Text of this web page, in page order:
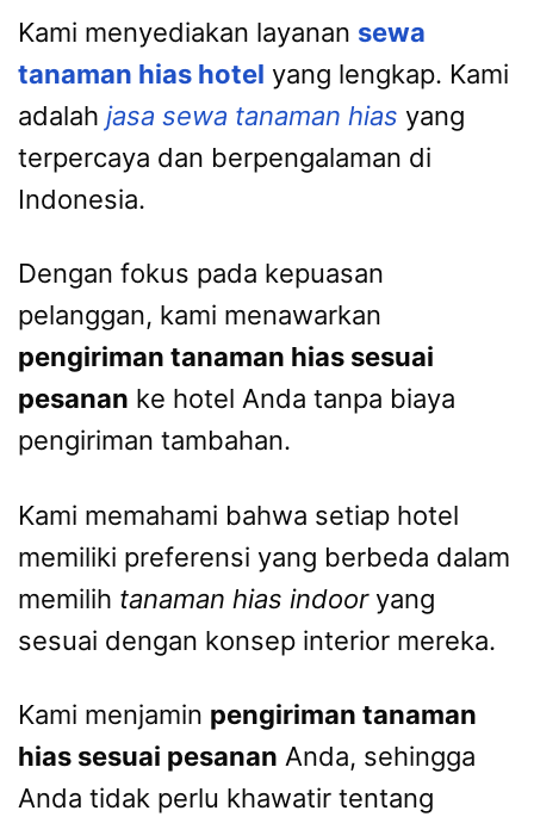
Kami menyediakan layanan sewa
tanaman hias hotel yang lengkap. Kami
adalah jasa sewa tanaman hias yang
terpercaya dan berpengalaman di
Indonesia.
Dengan fokus pada kepuasan
pelanggan, kami menawarkan
pengiriman tanaman hias sesuai
pesanan ke hotel Anda tanpa biaya
pengiriman tambahan.
Kami memahami bahwa setiap hotel
memiliki preferensi yang berbeda dalam
memilih tanaman hias indooryang
sesuai dengan konsep interior mereka.
Kami menjamin pengiriman tanaman
hias sesuai pesanan Anda, sehingga
Anda tidak perlu khawatir tentang